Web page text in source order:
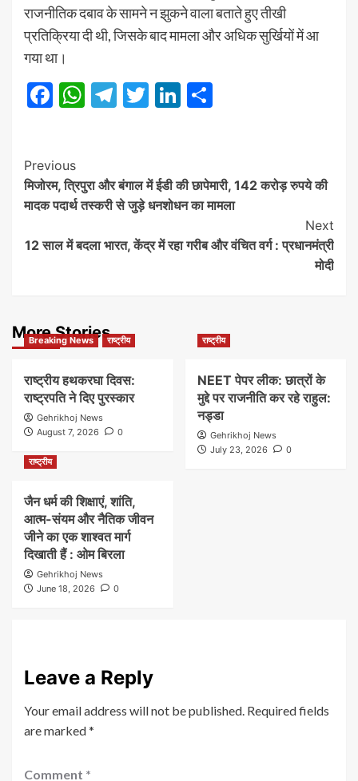
राजनीतिक दबाव के सामने न झुकने वाला बताते हुए तीखी
प्रतिक्रिया दी थी, जिसके बाद मामला और अधिक सुर्खियों में आ
गया था।
Facebook
WhatsApp
Telegram
TwitterLinkedIn
Post
Navigation
Previous
मिजोरम, त्रिपुरा और बंगाल में ईडी की छापेमारी, 142 करोड़ रुपये की
मादक पदार्थ तस्करी से जुड़े धनशोधन का मामला
Next
12 साल में बदला भारत, केंद्र में रहा गरीब और वंचित वर्ग : प्रधानमंत्री
मोदी
More Stories
Breaking News राष्ट्रीय
राष्ट्रीय हथकरघा दिवस:
राष्ट्रपति ने दिए पुरस्कार
Gehrikhoj News
August 7, 2026
0
राष्ट्रीय
NEET पेपर लीक: छात्रों के
मुद्दे पर राजनीति कर रहे राहुल:
नड्डा
Gehrikhoj News
July 23, 2026
0
राष्ट्रीय
जैन धर्म की शिक्षाएं, शांति,
आत्म-संयम और नैतिक जीवन
जीने का एक शाश्वत मार्ग
दिखाती हैं : ओम बिरला
Gehrikhoj News
June 18, 2026
0
Leave a Reply
Your email address will not be published. Required fields
are marked*
Comment *